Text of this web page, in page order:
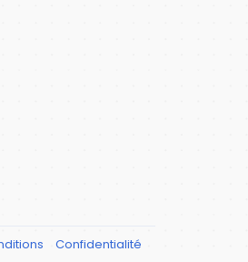
Confidentialité